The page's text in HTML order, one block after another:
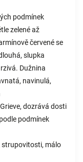
podmínek
zelené až
červené se
slupka
Dužnina
navinulá,
dozrává dosti
podmínek
strupovitosti, málo